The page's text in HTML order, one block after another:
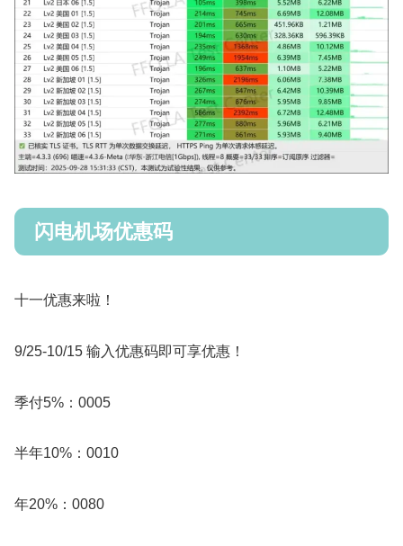
闪电机场优惠码
十一优惠来啦！
9/25-10/15 输入优惠码即可享优惠！
季付5%：0005
半年10%：0010
年20%：0080